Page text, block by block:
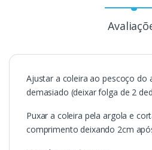
Ajustar a coleira ao pescoço do
demasiado (deixar folga de 2
Puxar a coleira pela argola e
comprimento deixando 2cm